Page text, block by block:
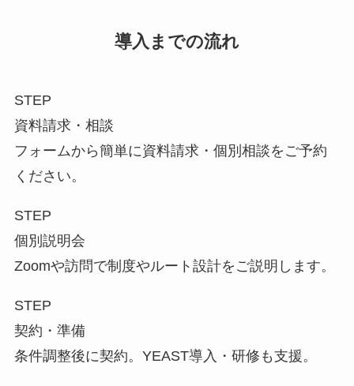
導入までの流れ
STEP
資料請求・相談
フォームから簡単に資料請求・個別相談をご予約
ください。
STEP
個別説明会
Zoomや訪問で制度やルート設計をご説明します。
STEP
契約・準備
条件調整後に契約。YEAST導入・研修も支援。